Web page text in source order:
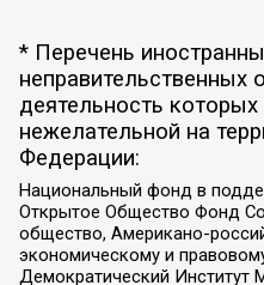
* Перечень
неправительственных
деятельность которых
нежелательной на
Федерации:
Национальный фонд в
Открытое Общество Фонд
общество, Американо-
экономическому и
Демократический